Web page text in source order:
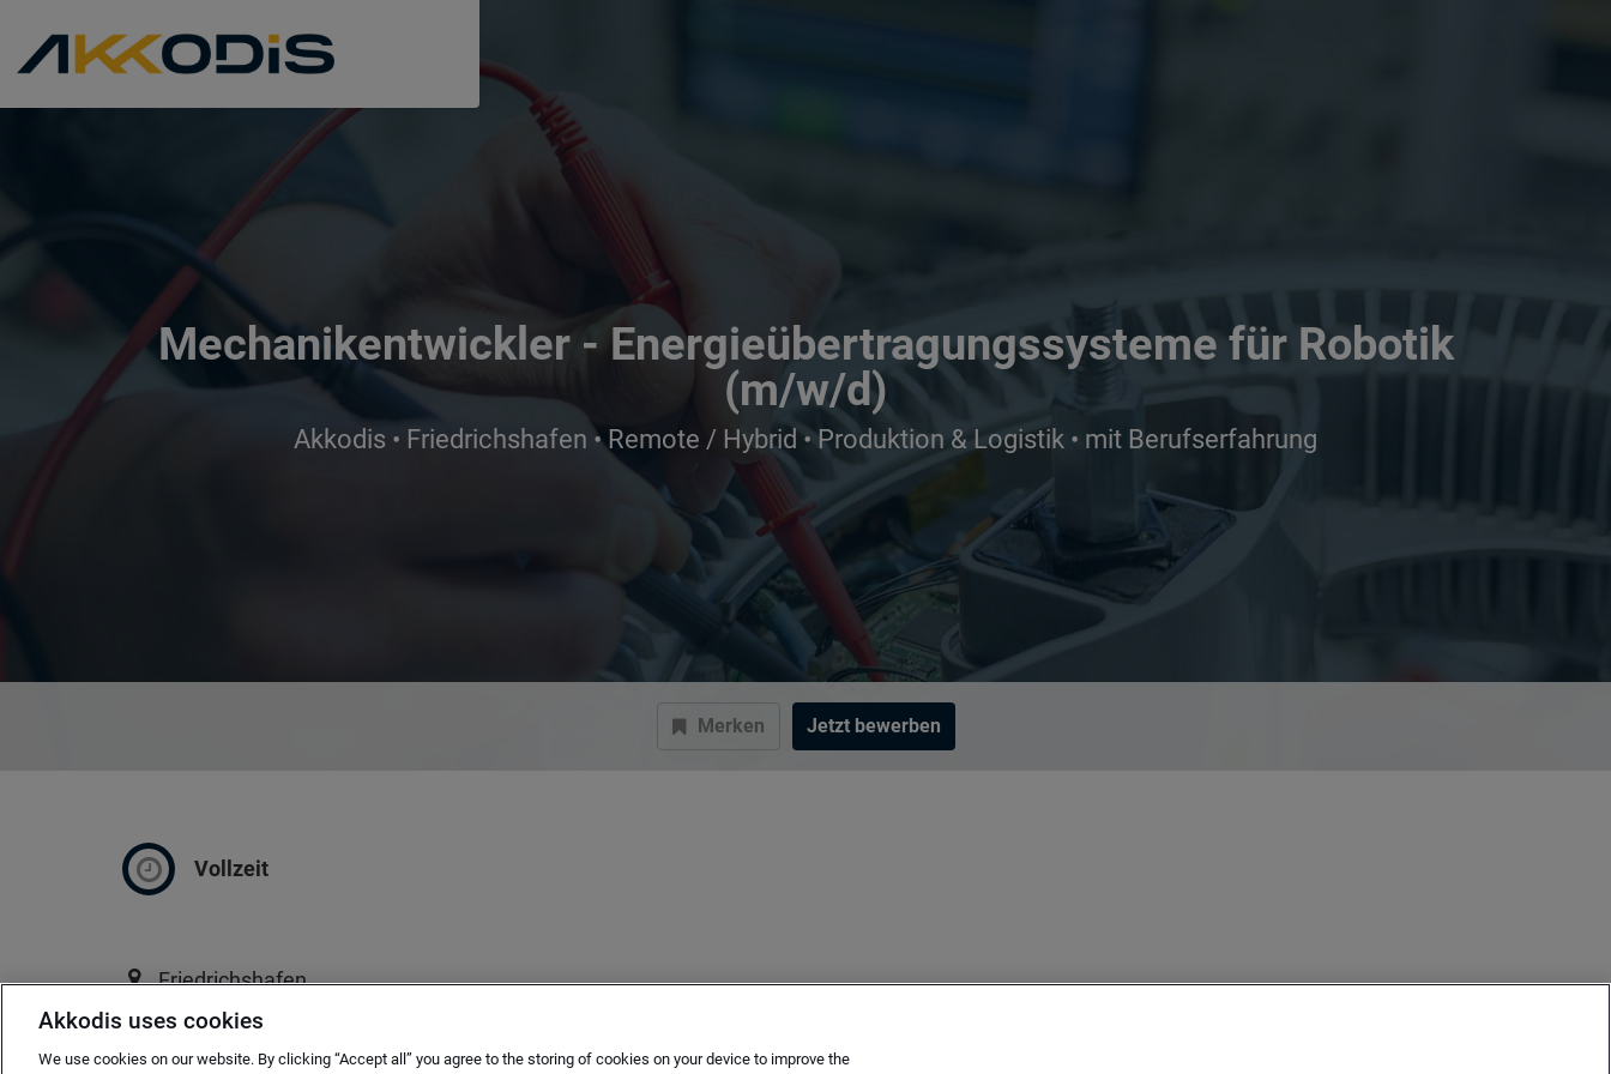
Mechanikentwickler - Energieübertragungssysteme für Robotik
(m/w/d)
Akkodis • Friedrichshafen • Remote / Hybrid • Produktion & Logistik • mit Berufserfahrung
Merken Jetzt bewerben
Vollzeit
Friedrichshafen
ab sofort
Akkodis uses cookies
We use cookies on our website. By clicking “Accept all” you agree to the storing of cookies on your device to improve the